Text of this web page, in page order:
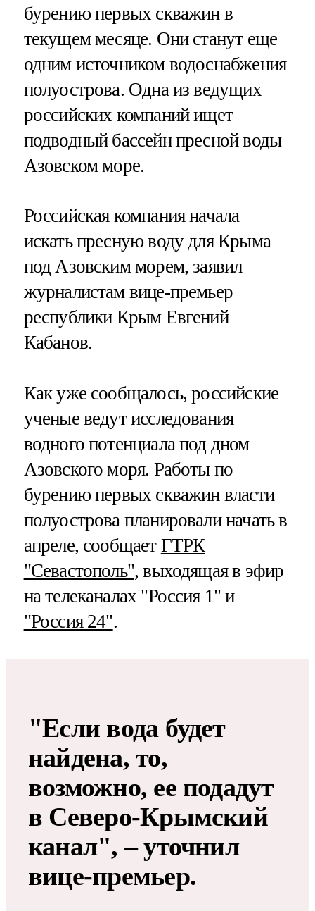
бурению первых скважин в
текущем месяце. Они станут еще
одним источником водоснабжения
полуострова. Одна из ведущих
российских компаний ищет
подводный бассейн пресной воды
Азовском море.
Российская компания начала
искать пресную воду для Крыма
под Азовским морем, заявил
журналистам вице-премьер
республики Крым Евгений
Кабанов.
Как уже сообщалось, российские
ученые ведут исследования
водного потенциала под дном
Азовского моря. Работы по
бурению первых скважин власти
полуострова планировали начать в
апреле, сообщает ГТРК
"Севастополь", выходящая в эфир
на телеканалах "Россия 1" и
"Россия 24".
"Если вода будет
найдена, то,
возможно, ее подадут
в Северо-Крымский
канал", – уточнил
вице-премьер.